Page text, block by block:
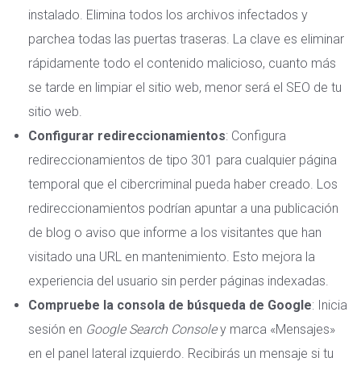
instalado. Elimina todos los archivos infectados y
parchea todas las puertas traseras. La clave es eliminar
rápidamente todo el contenido malicioso, cuanto más
se tarde en limpiar el sitio web, menor será el SEO de tu
sitio web.
Configurar redireccionamientos: Configura
redireccionamientos de tipo 301 para cualquier página
temporal que el cibercriminal pueda haber creado. Los
redireccionamientos podrían apuntar a una publicación
de blog o aviso que informe a los visitantes que han
visitado una URL en mantenimiento. Esto mejora la
experiencia del usuario sin perder páginas indexadas.
Compruebe la consola de búsqueda de Google: Inicia
sesión en Google Search Consoley marca «Mensajes»
en el panel lateral izquierdo. Recibirás un mensaje si tu